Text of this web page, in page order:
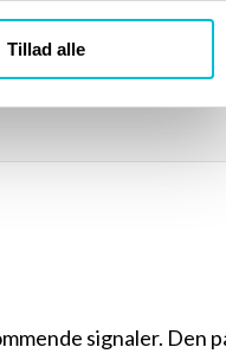
Tillad alle
signaler. Den